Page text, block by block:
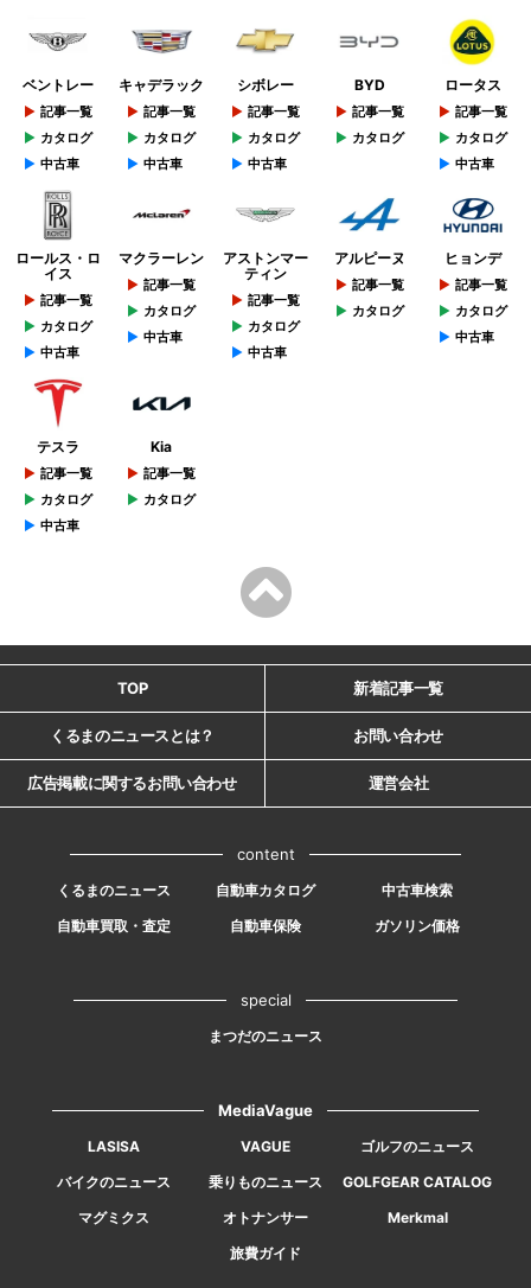
ベントレー
記事一覧
カタログ
中古車
キャデラック
記事一覧
カタログ
中古車
シボレー
記事一覧
カタログ
中古車
BYD
記事一覧
カタログ
ロータス
記事一覧
カタログ
中古車
ロールス・ロ
イス
記事一覧
カタログ
中古車
マクラーレン
記事一覧
カタログ
中古車
アストンマー
ティン
記事一覧
カタログ
中古車
アルピーヌ
記事一覧
カタログ
ヒョンデ
記事一覧
カタログ
中古車
テスラ
記事一覧
カタログ
中古車
Kia
記事一覧
カタログ
TOP 新着記事一覧
くるまのニュースとは？ お問い合わせ
広告掲載に関するお問い合わせ 運営会社
content
くるまのニュース 自動車カタログ
中古車検索
自動車買取・査定
自動車保険 ガソリン価格
special
まつだのニュース
MediaVague
LASISA VAGUE
ゴルフのニュース
バイクのニュース
乗りものニュース
GOLFGEAR CATALOG
マグミクス
オトナンサー
Merkmal
旅費ガイド